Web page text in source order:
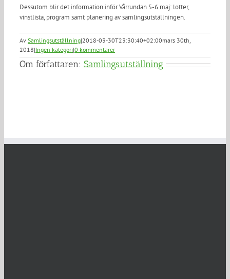
Dessutom blir det information inför Vårrundan 5-6 maj: lotter,
vinstlista, program samt planering av samlingsutställningen.
Av Samlingsutställning|2018-03-30T23:30:40+02:00mars 30th,
2018|Ingen kategori|0 kommentarer
Om författaren: Samlingsutställning